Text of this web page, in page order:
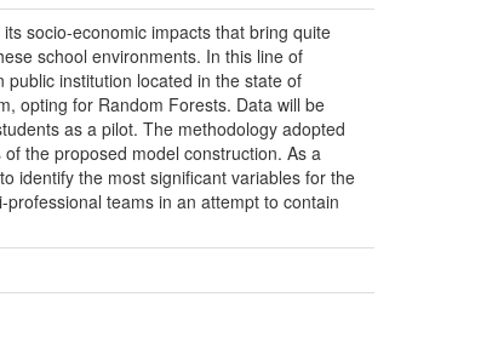
socio-economic impacts that bring quite
school environments. In this line of
institution located in the state of
opting for Random Forests. Data will be
as a pilot. The methodology adopted
the proposed model construction. As a
identify the most significant variables for the
teams in an attempt to contain